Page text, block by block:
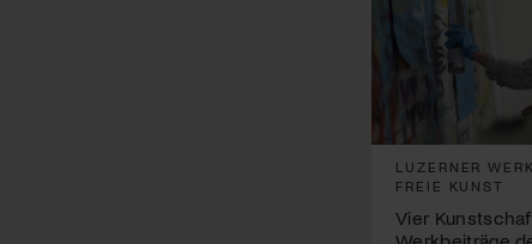
LUZERNER
FREIE KUNST
Vier